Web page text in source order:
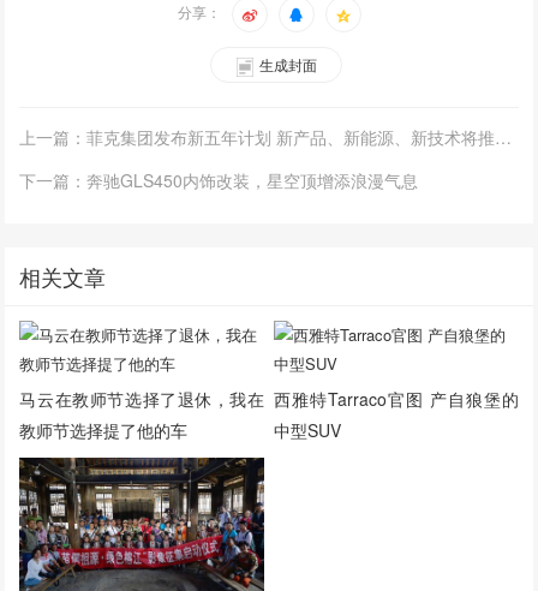
分享：
生成封面
上一篇：菲克集团发布新五年计划 新产品、新能源、新技术将推动持续盈利
下一篇：奔驰GLS450内饰改装，星空顶增添浪漫气息
相关文章
马云在教师节选择了退休，我在
教师节选择提了他的车
西雅特Tarraco官图 产自狼堡的
中型SUV